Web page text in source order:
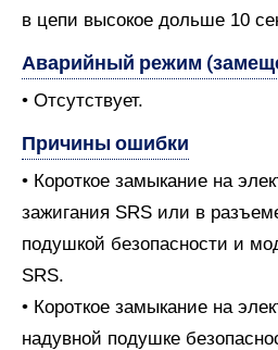
в цепи высокое дольше 10
Аварийный режим
• Отсутствует.
Причины ошибки
• Короткое замыкание на
зажигания SRS или в
подушкой безопасности и
SRS.
• Короткое замыкание на
надувной подушке